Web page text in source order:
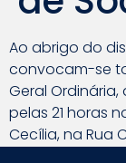
Ao abrigo do
convocam-se
Geral Ordinária,
pelas 21 horas
Cecília, na Rua